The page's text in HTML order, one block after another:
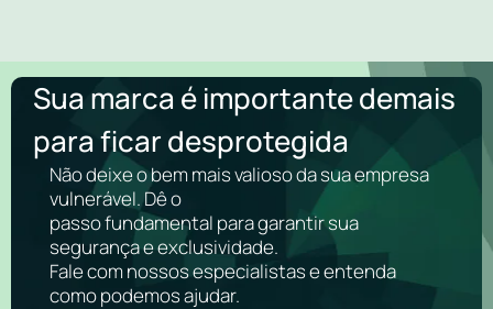
Sua marca é importante demais
para ficar desprotegida
Não deixe o bem mais valioso da sua empresa
vulnerável. Dê o
passo fundamental para garantir sua
segurança e exclusividade.
Fale com nossos especialistas e entenda
como podemos ajudar.